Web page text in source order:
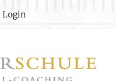
Login